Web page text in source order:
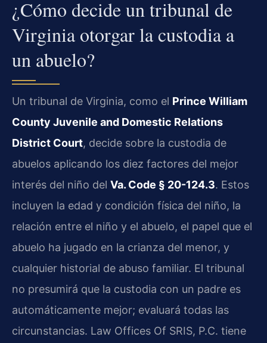
¿Cómo decide un tribunal de
Virginia otorgar la custodia a
un abuelo?
Un tribunal de Virginia, como el Prince William
County Juvenile and Domestic Relations
District Court, decide sobre la custodia de
abuelos aplicando los diez factores del mejor
interés del niño del Va. Code § 20-124.3. Estos
incluyen la edad y condición física del niño, la
relación entre el niño y el abuelo, el papel que el
abuelo ha jugado en la crianza del menor, y
cualquier historial de abuso familiar. El tribunal
no presumirá que la custodia con un padre es
automáticamente mejor; evaluará todas las
circunstancias. Law Offices Of SRIS, P.C. tiene